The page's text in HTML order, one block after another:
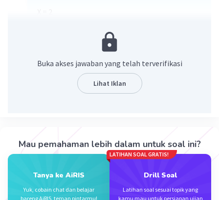
Beri Rating (1 Balas
Level 46
Buka akses jawaban yang telah terverifikasi
Lihat Iklan
Mau pemahaman lebih dalam untuk soal ini?
Tanya ke AiRIS
Yuk, cobain chat dan belajar
bareng AiRIS, teman pintarmu!
LATIHAN SOAL GRATIS!
Drill Soal
Latihan soal sesuai topik yang
kamu mau untuk persiapan ujian